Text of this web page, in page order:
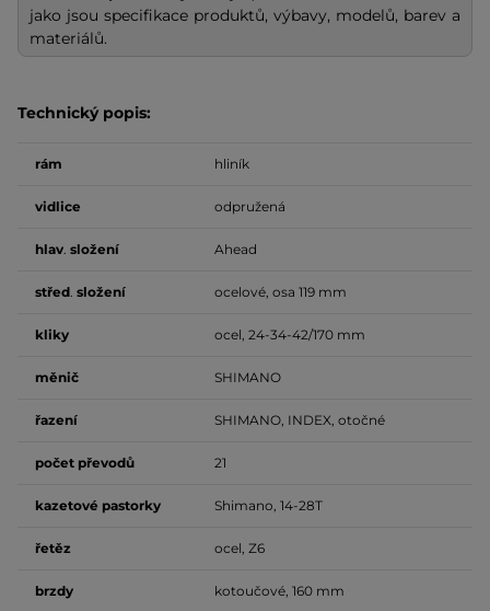
jako jsou specifikace produktů, výbavy, modelů, barev a
materiálů.
Technický popis:
rám hliník
vidlice odpružená
hlav. složení Ahead
střed. složení ocelové, osa 119 mm
kliky ocel, 24-34-42/170 mm
měnič SHIMANO
řazení SHIMANO, INDEX, otočné
počet převodů 21
kazetové pastorky Shimano, 14-28T
řetěz ocel, Z6
brzdy kotoučové, 160 mm